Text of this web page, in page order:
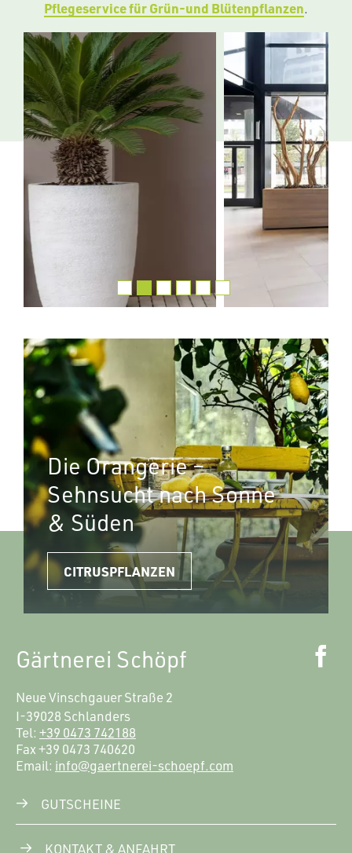
Pflegeservice für Grün-und Blütenpflanzen.
Die Orangerie –
Sehnsucht nach Sonne
& Süden
CITRUSPFLANZEN
Gärtnerei Schöpf
Neue Vinschgauer Straße 2
I-39028 Schlanders
Tel: +39 0473 742188
Fax+39 0473 740620
Email: info@gaertnerei-schoepf.com
GUTSCHEINE
KONTAKT & ANFAHRT